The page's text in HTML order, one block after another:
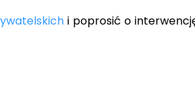
i poprosić o